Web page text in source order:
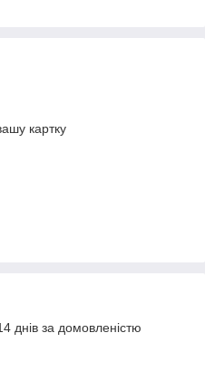
картку
днів за домовленістю